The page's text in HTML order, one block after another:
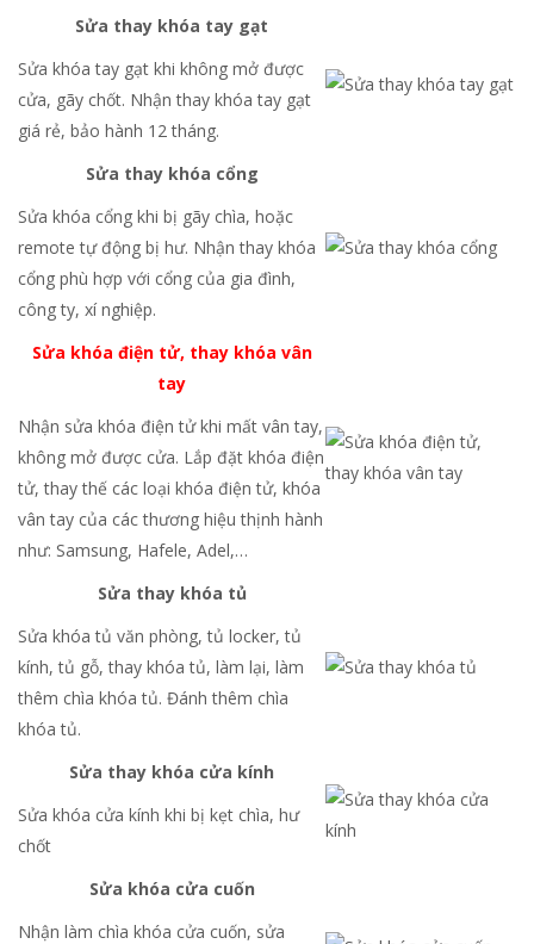
Sửa thay khóa tay gạt
Sửa khóa tay gạt khi không mở được
cửa, gãy chốt. Nhận thay khóa tay gạt
giá rẻ, bảo hành 12 tháng.
Sửa thay khóa cổng
Sửa khóa cổng khi bị gãy chìa, hoặc
remote tự động bị hư. Nhận thay khóa
cổng phù hợp với cổng của gia đình,
công ty, xí nghiệp.
Sửa khóa điện tử, thay khóa vân
tay
Nhận sửa khóa điện tử khi mất vân tay,
không mở được cửa. Lắp đặt khóa điện
tử, thay thế các loại khóa điện tử, khóa
vân tay của các thương hiệu thịnh hành
như: Samsung, Hafele, Adel,…
Sửa thay khóa tủ
Sửa khóa tủ văn phòng, tủ locker, tủ
kính, tủ gỗ, thay khóa tủ, làm lại, làm
thêm chìa khóa tủ. Đánh thêm chìa
khóa tủ.
Sửa thay khóa cửa kính
Sửa khóa cửa kính khi bị kẹt chìa, hư
chốt
Sửa khóa cửa cuốn
Nhận làm chìa khóa cửa cuốn, sửa